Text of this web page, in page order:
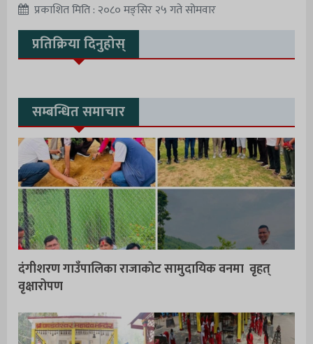
प्रकाशित मिति : २०८० मङ्सिर २५ गते सोमवार
प्रतिक्रिया दिनुहोस्
सम्बन्धित समाचार
दंगीशरण गाउँपालिका राजाकाेट सामुदायिक वनमा वृहत्
वृक्षारोपण